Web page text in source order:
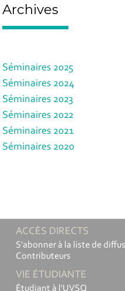
Archives
Séminaires 2025
Séminaires 2024
Séminaires 2023
Séminaires 2022
Séminaires 2021
Séminaires 2020
ACCÈS DIRECTS
S'abonner à la liste de
Contributeurs
VIE ÉTUDIANTE
Étudiant à l'UVSQ